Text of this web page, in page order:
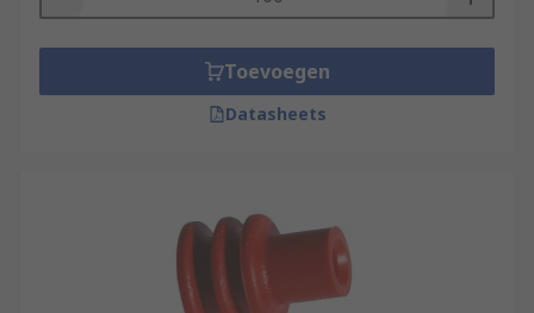
Toevoegen
Datasheets